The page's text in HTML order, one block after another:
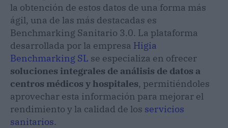
la obtención de estos datos de una forma más
ágil, una de las más destacadas es
Benchmarking Sanitario 3.0. La plataforma
desarrollada por la empresa Higia
Benchmarking SL se especializa en ofrecer
soluciones integrales de análisis de datos a
centros médicos y hospitales, permitiéndoles
aprovechar esta información para mejorar el
rendimiento y la calidad de los servicios
sanitarios.